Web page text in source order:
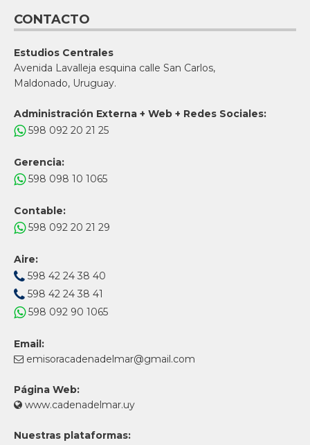
CONTACTO
Estudios Centrales
Avenida Lavalleja esquina calle San Carlos,
Maldonado, Uruguay.
Administración Externa + Web + Redes Sociales:
598 092 20 21 25
Gerencia:
598 098 10 1065
Contable:
598 092 20 21 29
Aire:
598 42 24 38 40
598 42 24 38 41
598 092 90 1065
Email:
emisoracadenadelmar@gmail.com
Página Web:
www.cadenadelmar.uy
Nuestras plataformas: